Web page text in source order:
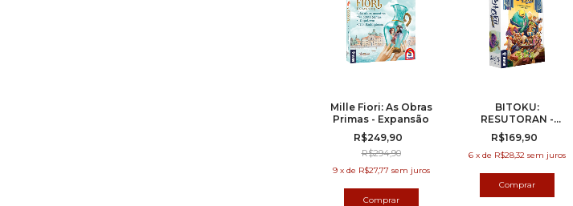
Mille Fiori: As Obras
Primas - Expansão
R$249,90
R$294,90
9 x de R$27,77 sem juros
BITOKU:
RESUTORAN -
EXPANSÃO
R$169,90
6 x de R$28,32 sem juros